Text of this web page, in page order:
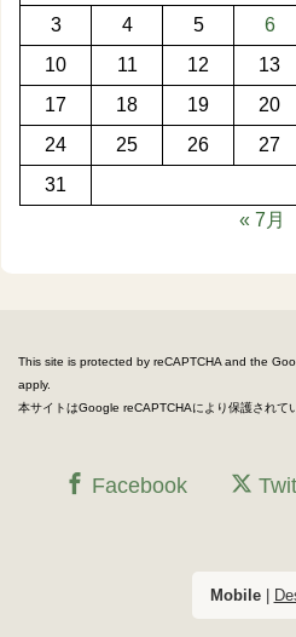
3
4 5 6
10
11 12 13
17
18 19 20
24
25 26 27
31
« 7月
This site is protected by reCAPTCHA and the
apply.
本サイトはGoogle reCAPTCHAにより保護されて
Facebook
Mobile|